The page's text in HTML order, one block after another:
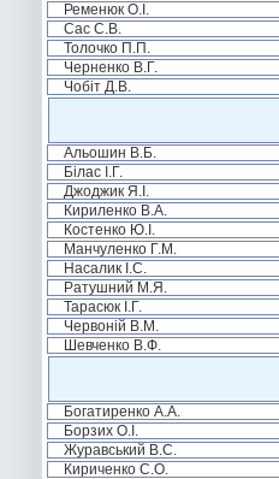
Ременюк О.І.
Сас С.В.
Толочко П.П.
Черненко В.Г.
Чобіт Д.В.
Альошин В.Б.
Білас І.Г.
Джоджик Я.І.
Кириленко В.А.
Костенко Ю.І.
Манчуленко Г.М.
Насалик І.С.
Ратушний М.Я.
Тарасюк І.Г.
Червоній В.М.
Шевченко В.Ф.
Богатиренко А.А.
Борзих О.І.
Журавський В.С.
Кириченко С.О.